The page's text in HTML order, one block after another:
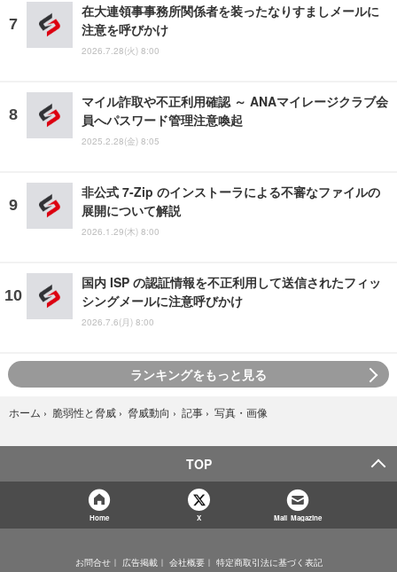
在大連領事事務所関係者を装ったなりすましメールに
注意を呼びかけ
2026.7.28(火) 8:00
マイル詐取や不正利用確認 ～ ANAマイレージクラブ会
員へパスワード管理注意喚起
2025.2.28(金) 8:05
非公式 7-Zip のインストーラによる不審なファイルの
展開について解説
2026.1.29(木) 8:00
国内 ISP の認証情報を不正利用して送信されたフィッ
シングメールに注意呼びかけ
2026.7.6(月) 8:00
ランキングをもっと見る
ホーム › 脆弱性と脅威 › 脅威動向 › 記事 › 写真・画像
TOP
Home X Mail Magazine
お問合せ 広告掲載 会社概要 特定商取引法に基づく表記